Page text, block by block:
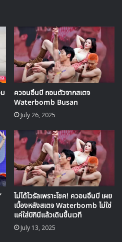
ลงใหม่ LIKE U 100 ที่
กรุงเทพ
มภาษณ์พิเศษ
พราะเธอกลายเป็นคนที่โดดเด่น
4’
งมาเป็นนางแบบ เธอก็ได้รับ
ยลลิตี้ของ Netflix และนั่นคือจุด
อ “เพิ่มขึ้น 2 เท่า” จนกลายเป็น
ารบันเทิงขณะนี้
ควอนอึนบี ถอนตัวจากสเตจ
Waterbomb Busan
July 26, 2025
ไม่ได้ไวรัลเพราะโชค! ควอนอึนบี เผย
เบื้องหลังสเตจ Waterbomb ไม่ใช่
แค่ใส่บิกินีแล้วเดินขึ้นเวที
July 13, 2025